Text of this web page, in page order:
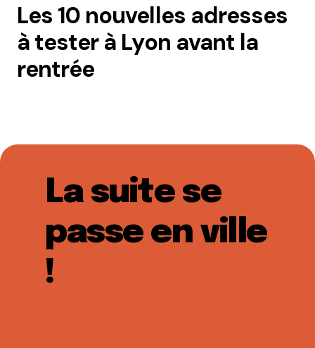
Les 10 nouvelles adresses
à tester à Lyon avant la
rentrée
La suite se
passe en ville
!